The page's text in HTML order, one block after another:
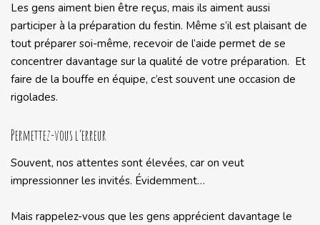
Les gens aiment bien être reçus, mais ils aiment aussi
participer à la préparation du festin. Même s’il est plaisant de
tout préparer soi-même, recevoir de l’aide permet de se
concentrer davantage sur la qualité de votre préparation. Et
faire de la bouffe en équipe, c’est souvent une occasion de
rigolades.
Permettez-vous l’erreur
Souvent, nos attentes sont élevées, car on veut
impressionner les invités. Évidemment…
Mais rappelez-vous que les gens apprécient davantage le